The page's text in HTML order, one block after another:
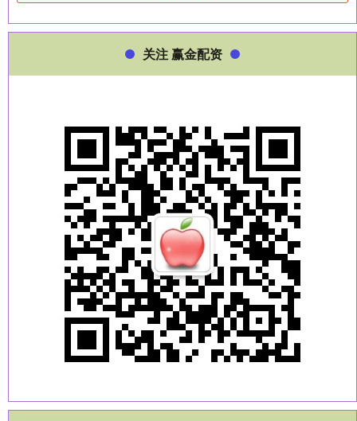
关注 赢金配资